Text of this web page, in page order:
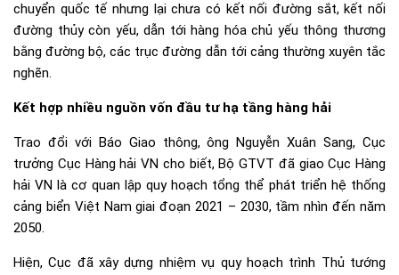
chuyển quốc tế nhưng lại chưa có kết nối đường sắt, kết nối
đường thủy còn yếu, dẫn tới hàng hóa chủ yếu thông thương
bằng đường bộ, các trục đường dẫn tới cảng thường xuyên tắc
nghẽn.
Kết hợp nhiều nguồn vốn đầu tư hạ tầng hàng hải
Trao đổi với Báo Giao thông, ông Nguyễn Xuân Sang, Cục
trưởng Cục Hàng hải VN cho biết, Bộ GTVT đã giao Cục Hàng
hải VN là cơ quan lập quy hoạch tổng thể phát triển hệ thống
cảng biển Việt Nam giai đoạn 2021 – 2030, tầm nhìn đến năm
2050.
Hiện, Cục đã xây dựng nhiệm vụ quy hoạch trình Thủ tướng